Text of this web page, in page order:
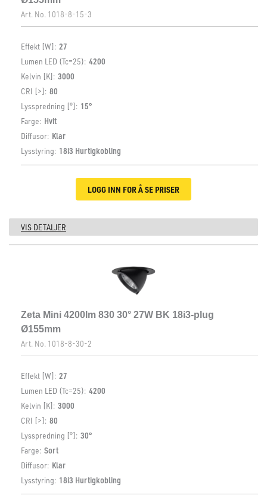
Art. No. 1018-8-15-3
Effekt [W]: 27
Lumen LED (Tc=25): 4200
Kelvin [K]: 3000
CRI [>]: 80
Lysspredning [°]: 15°
Farge: Hvit
Diffusor: Klar
Lysstyring: 18i3 Hurtigkobling
LOGG INN FOR Å SE PRISER
VIS DETALJER
Zeta Mini 4200lm 830 30° 27W BK 18i3-plug
Ø155mm
Art. No. 1018-8-30-2
Effekt [W]: 27
Lumen LED (Tc=25): 4200
Kelvin [K]: 3000
CRI [>]: 80
Lysspredning [°]: 30°
Farge: Sort
Diffusor: Klar
Lysstyring: 18i3 Hurtigkobling